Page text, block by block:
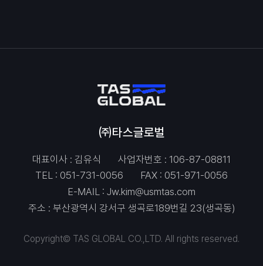
㈜타스글로벌
대표이사 : 김유식
사업자번호 : 106-87-08811
TEL : 051-731-0056
FAX : 051-971-0056
E-MAIL : Jw.kim@usmtas.com
주소 : 부산광역시 강서구 생곡로189번길 23(생곡동)
Copyright© TAS GLOBAL CO.,LTD. All rights reserved.